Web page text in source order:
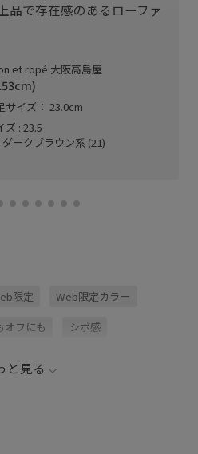
品で存在感のあるローファ
et ropé 大阪高島屋
サイズ： 23.0cm
ズ : 23.5
ダークブラウン系 (21)
限定 Web限定カラー
オフにも シボ感
と見る